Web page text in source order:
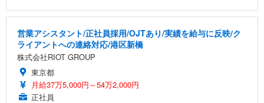
営業アシスタント/正社員採用/OJTあり/実績を給与に反映/ク
ライアントへの連絡対応/港区新橋
株式会社RIOT GROUP
東京都
月給37万5,000円～54万2,000円
正社員